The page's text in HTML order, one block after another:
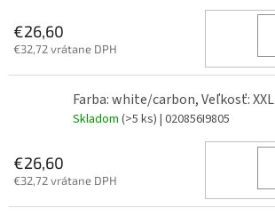
€26,60
€32,72 vrátane DPH
Farba: white/carbon, Veľkosť: XXL
Skladom (>5 ks) | 020856I9805
€26,60
€32,72 vrátane DPH